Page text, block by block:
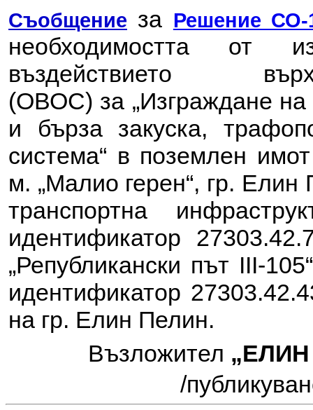
Съобщение за Решение СО-
необходимостта от
въздействието
(ОВОС) за „Изграждане
и бърза закуска,
система“ в поземлен
м. „Малио герен“, гр. Елин
транспортна
идентификатор
„Републикански път III-
идентификатор
на гр. Елин Пелин.
Възложител
/